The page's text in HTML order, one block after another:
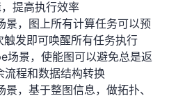
提高执行效率
景，图上所有计算任务可以预
发即可唤醒所有任务执行
场景，使能图可以避免总是返
程和数据结构转换
景，基于整图信息，做拓扑、